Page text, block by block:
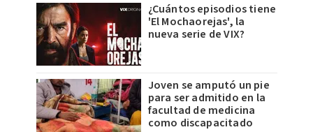
¿Cuántos episodios tiene
'El Mochaorejas', la
nueva serie de VIX?
Joven se amputó un pie
para ser admitido en la
facultad de medicina
como discapacitado